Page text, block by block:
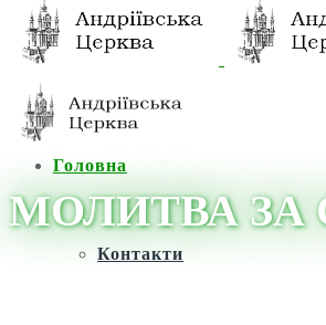
Головна
Контакти
МОЛИТВА ЗА